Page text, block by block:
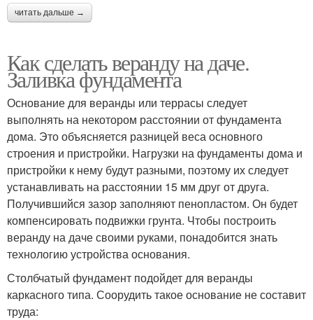
читать дальше →
Как сделать веранду на даче.
Заливка фундамента
Основание для веранды или террасы следует
выполнять на некотором расстоянии от фундамента
дома. Это объясняется разницей веса основного
строения и пристройки. Нагрузки на фундаменты дома и
пристройки к нему будут разными, поэтому их следует
устанавливать на расстоянии 15 мм друг от друга.
Получившийся зазор заполняют пенопластом. Он будет
компенсировать подвижки грунта. Чтобы построить
веранду на даче своими руками, понадобится знать
технологию устройства основания.
Столбчатый фундамент подойдет для веранды
каркасного типа. Соорудить такое основание не составит
труда: